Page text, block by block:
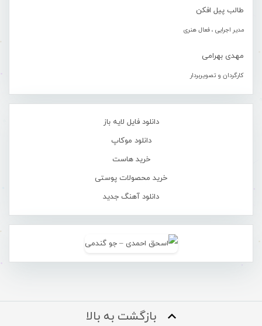
طالب پیل افکن
مدیر اجرایی ، فعال هنری
مهدی بهرامی
کارگردان و تصویربردار
دانلود فایل لایه باز
دانلود موکاپ
خرید هاست
خرید محصولات پوستی
دانلود آهنگ جدید
بازگشت به بالا